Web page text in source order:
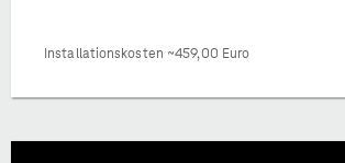
Installationskosten ~459,00 Euro